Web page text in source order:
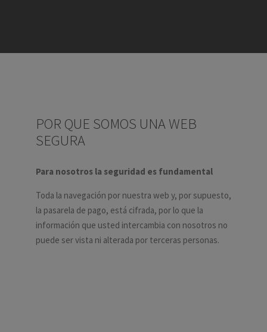
POR QUE SOMOS UNA WEB
SEGURA
Para nosotros la seguridad es fundamental
Toda la navegación por nuestra web y, por supuesto,
la pasarela de pago, está cifrada, por lo que la
información que usted intercambia con nosotros no
puede ser vista ni alterada por terceras personas.